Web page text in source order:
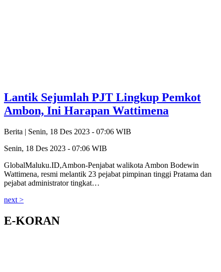
Lantik Sejumlah PJT Lingkup Pemkot
Ambon, Ini Harapan Wattimena
Berita | Senin, 18 Des 2023 - 07:06 WIB
Senin, 18 Des 2023 - 07:06 WIB
GlobalMaluku.ID,Ambon-Penjabat walikota Ambon Bodewin
Wattimena, resmi melantik 23 pejabat pimpinan tinggi Pratama dan
pejabat administrator tingkat…
next >
E-KORAN